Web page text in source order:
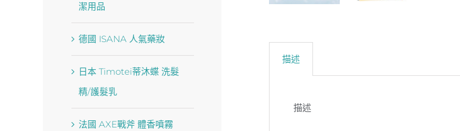
描述
描述
潔用品
德國 ISANA 人氣藥妝
日本 Timotei蒂沐蝶 洗髮
精/護髮乳
法國 AXE戰斧 體香噴霧